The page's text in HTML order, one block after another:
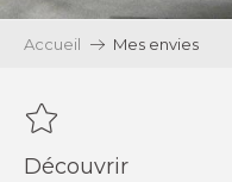
Accueil Mes envies
Découvrir